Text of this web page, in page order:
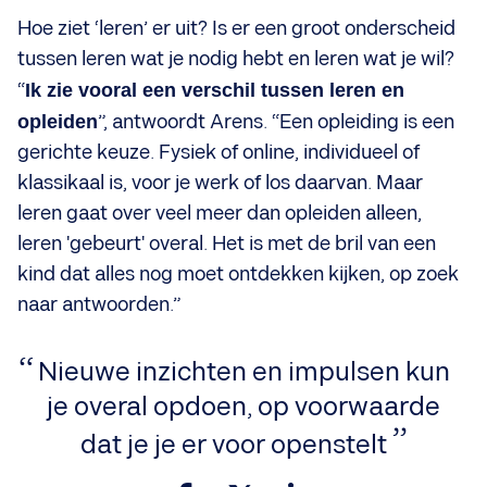
Hoe ziet ‘leren’ er uit? Is er een groot onderscheid
tussen leren wat je nodig hebt en leren wat je wil?
“Ik zie vooral een verschil tussen leren en
opleiden”, antwoordt Arens. “Een opleiding is een
gerichte keuze. Fysiek of online, individueel of
klassikaal is, voor je werk of los daarvan. Maar
leren gaat over veel meer dan opleiden alleen,
leren 'gebeurt' overal. Het is met de bril van een
kind dat alles nog moet ontdekken kijken, op zoek
naar antwoorden.”
Nieuwe inzichten en impulsen kun
je overal opdoen, op voorwaarde
dat je je er voor openstelt